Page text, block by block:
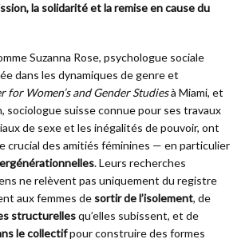
la solidarité et la remise en cause du
Suzanna Rose, psychologue sociale
dans les dynamiques de genre et
for Women’s and Gender Studiesà Miami, et
sociologue suisse connue pour ses travaux
de sexe et les inégalités de pouvoir, ont
crucial des amitiés féminines — en particulier
. Leurs recherches
ne relèvent pas uniquement du registre
aux femmes de sortir de l’isolement, de
structurellesqu’elles subissent, et de
le collectifpour construire des formes